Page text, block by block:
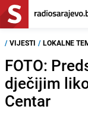
/ VIJESTI / LOKALNE
FOTO:
dječijim
Centar